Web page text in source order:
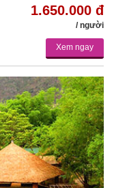
1.650.000 đ
/ người
Xem ngay